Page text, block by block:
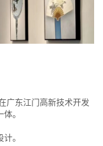
广东江门高新技术开发
。
。